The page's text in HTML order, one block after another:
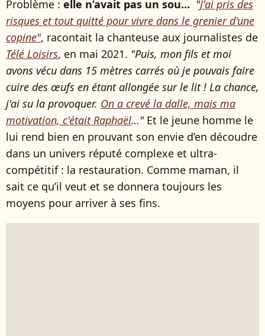
Problème : elle n’avait pas un sou… "J'ai pris des
risques et tout quitté pour vivre dans le grenier d'une
copine", racontait la chanteuse aux journalistes de
Télé Loisirs, en mai 2021. "Puis, mon fils et moi
avons vécu dans 15 mètres carrés où je pouvais faire
cuire des œufs en étant allongée sur le lit ! La chance,
j'ai su la provoquer. On a crevé la dalle, mais ma
motivation, c'était Raphaël…"Et le jeune homme le
lui rend bien en prouvant son envie d’en découdre
dans un univers réputé complexe et ultra-
compétitif : la restauration. Comme maman, il
sait ce qu’il veut et se donnera toujours les
moyens pour arriver à ses fins.